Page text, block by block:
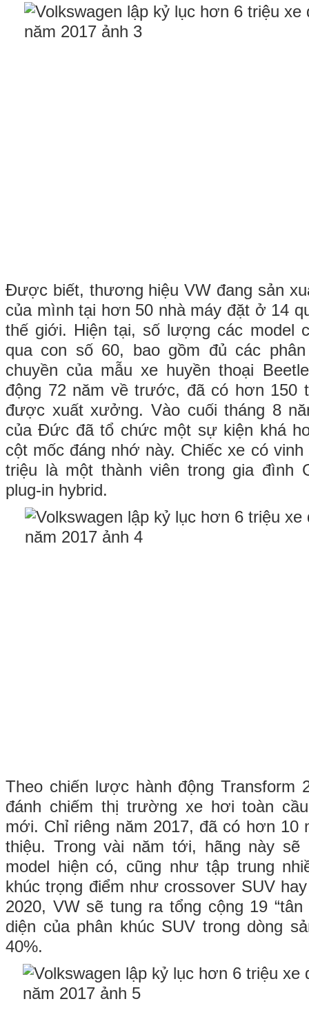
Được biết, thương hiệu VW đang sản
của mình tại hơn 50 nhà máy đặt ở 14
thế giới. Hiện tại, số lượng các model
qua con số 60, bao gồm đủ các
chuyền của mẫu xe huyền thoại
động 72 năm về trước, đã có hơn 150
được xuất xưởng. Vào cuối tháng 8
của Đức đã tổ chức một sự kiện khá
cột mốc đáng nhớ này. Chiếc xe có
triệu là một thành viên trong gia đình
plug-in hybrid.
Theo chiến lược hành động Transform
đánh chiếm thị trường xe hơi toàn
mới. Chỉ riêng năm 2017, đã có hơn
thiệu. Trong vài năm tới, hãng này
model hiện có, cũng như tập trung
khúc trọng điểm như crossover SUV
2020, VW sẽ tung ra tổng cộng 19
diện của phân khúc SUV trong dòng
40%.